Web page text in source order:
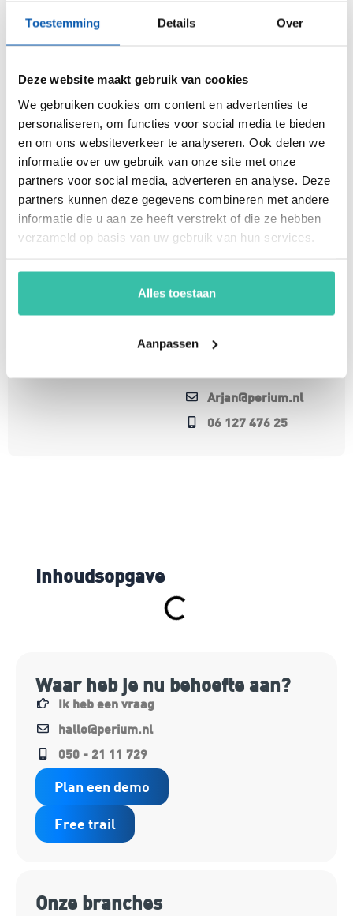
Toestemming Details Over
Deze website maakt gebruik van cookies
We gebruiken cookies om content en advertenties te
personaliseren, om functies voor social media te bieden
en om ons websiteverkeer te analyseren. Ook delen we
informatie over uw gebruik van onze site met onze
partners voor social media, adverteren en analyse. Deze
partners kunnen deze gegevens combineren met andere
informatie die u aan ze heeft verstrekt of die ze hebben
verzameld op basis van uw gebruik van hun services.
Alles toestaan
Aanpassen
weerbaarheid van je organisatie snel, eenvoudig en
betaalbaar met hét Perium platform.
Arjan Kremer
Mede-oprichter Perium
Met een achtergrond in
risicomanagement, ICT
en een passie voor
innovatie, help ik
organisaties om
weerbaar en compliant
steeds veranderende
wereld. Mijn focus ligt
Bel of mail me gerust
Arjan@perium.nl
06 127 476 25
Inhoudsopgave
Waar heb je nu behoefte aan?
Ik heb een vraag
hallo@perium.nl
050 - 21 11 729
Plan een demo
Free trail
Onze branches